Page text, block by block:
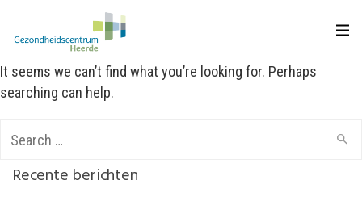
It seems we can’t find what you’re looking for. Perhaps
searching can help.
for:
Recente berichten